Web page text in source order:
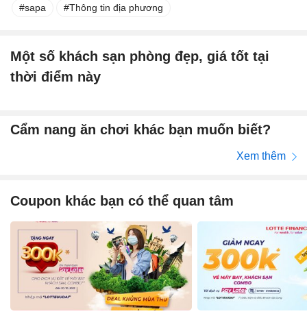
sapa Thông tin địa phương
Một số khách sạn phòng đẹp, giá tốt tại
thời điểm này
Cẩm nang ăn chơi khác bạn muốn biết?
Xem thêm
Coupon khác bạn có thể quan tâm